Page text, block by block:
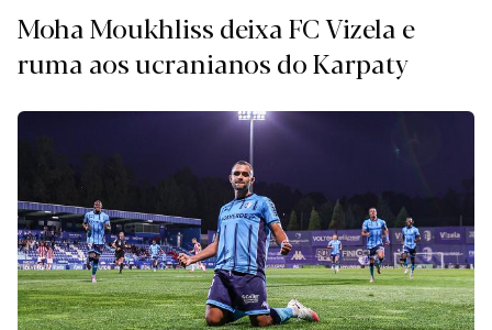
Moha Moukhliss deixa FC Vizela e
ruma aos ucranianos do Karpaty